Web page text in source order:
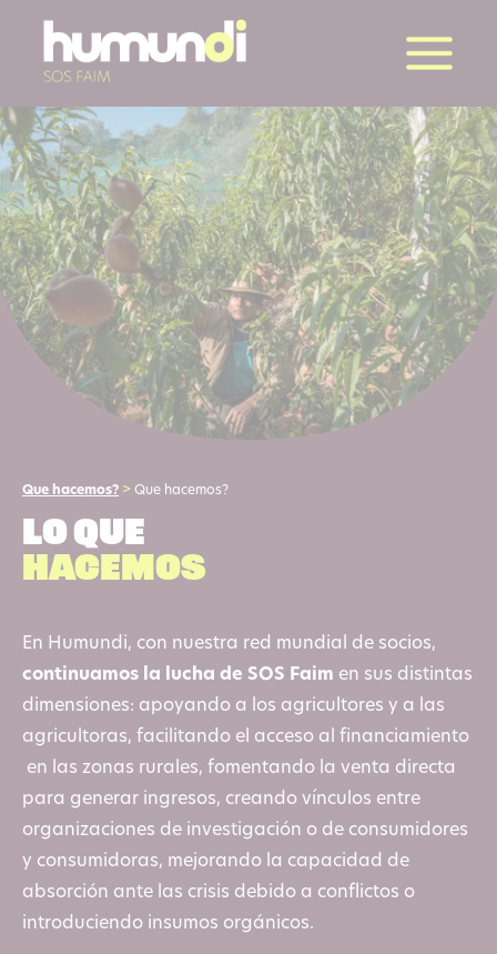
Que hacemos? > Que hacemos?
Lo que
hacemos
En Humundi, con nuestra red mundial de socios,
continuamos la lucha de SOS Faim en sus distintas
dimensiones: apoyando a los agricultores y a las
agricultoras, facilitando el acceso al financiamiento
en las zonas rurales, fomentando la venta directa
para generar ingresos, creando vínculos entre
organizaciones de investigación o de consumidores
y consumidoras, mejorando la capacidad de
absorción ante las crisis debido a conflictos o
introduciendo insumos orgánicos.